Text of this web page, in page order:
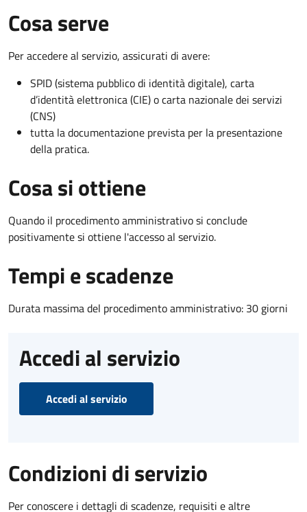
Cosa serve
Per accedere al servizio, assicurati di avere:
SPID (sistema pubblico di identità digitale), carta
d’identità elettronica (CIE) o carta nazionale dei servizi
(CNS)
tutta la documentazione prevista per la presentazione
della pratica.
Cosa si ottiene
Quando il procedimento amministrativo si conclude
positivamente si ottiene l'accesso al servizio.
Tempi e scadenze
Durata massima del procedimento amministrativo: 30 giorni
Accedi al servizio
Accedi al servizio
Condizioni di servizio
Per conoscere i dettagli di scadenze, requisiti e altre